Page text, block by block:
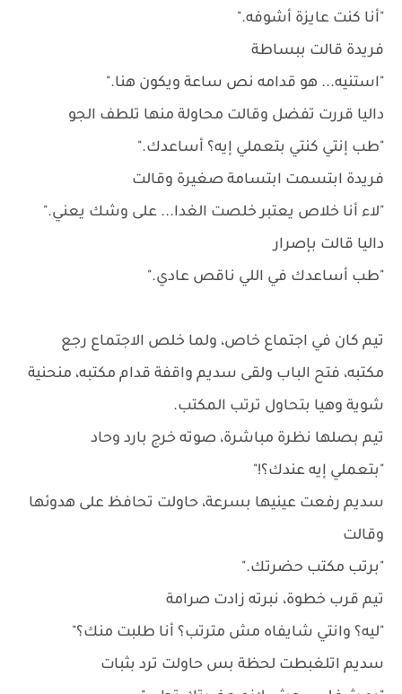
"أنا كنت عايزة أشوفه."
فريدة قالت ببساطة
"استنيه... هو قدامه نص ساعة ويكون هنا."
داليا قررت تفضل وقالت محاولة منها تلطف الجو
"طب إنتي كنتي بتعملي إيه؟ أساعدك."
فريدة ابتسمت ابتسامة صغيرة وقالت
"لاء أنا خلاص يعتبر خلصت الغدا... على وشك يعني."
داليا قالت بإصرار
"طب أساعدك في اللي ناقص عادي."
تيم كان في اجتماع خاص، ولما خلص الاجتماع رجع
مكتبه، فتح الباب ولقى سديم واقفة قدام مكتبه، منحنية
شوية وهيا بتحاول ترتب المكتب.
تيم بصلها نظرة مباشرة، صوته خرج بارد وحاد
"بتعملي إيه عندك؟!"
سديم رفعت عينيها بسرعة، حاولت تحافظ على هدوئها
وقالت
"برتب مكتب حضرتك."
تيم قرب خطوة، نبرته زادت صرامة
"ليه؟ وانتي شايفاه مش مترتب؟ أنا طلبت منك؟"
سديم اتلغبطت لحظة بس حاولت ترد بثبات